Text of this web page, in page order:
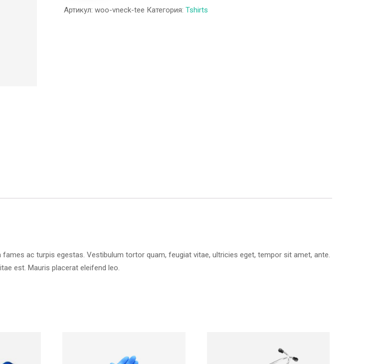
Артикул:woo-vneck-tee Категория:Tshirts
ac turpis egestas. Vestibulum tortor quam, feugiat vitae, ultricies eget, tempor sit amet, ante.
est. Mauris placerat eleifend leo.